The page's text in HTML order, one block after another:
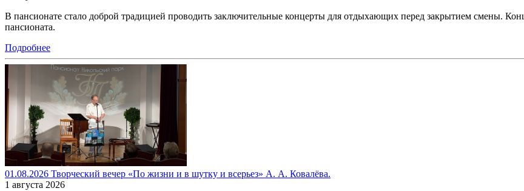
В пансионате стало доброй традицией проводить заключительные концерты для отдыхающих перед закрытием смены.
пансионата.
Подробнее
01.08.2026 Творческий вечер «По жизни и в шутку и всерьез» А. А. Ковалёва.
1 августа 2026